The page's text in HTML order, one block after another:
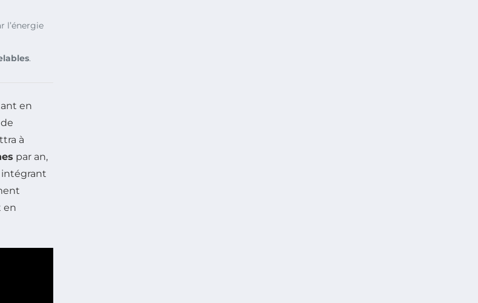
l’énergie
.
en
à
par an,
intégrant
en